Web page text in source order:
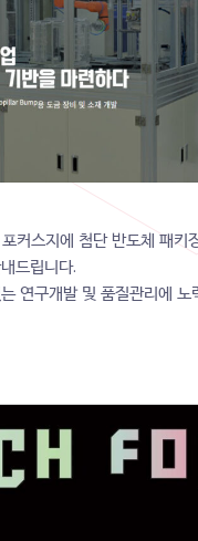
커스지에 첨단 반도체 패키
드립니다.
연구개발 및 품질관리에 노